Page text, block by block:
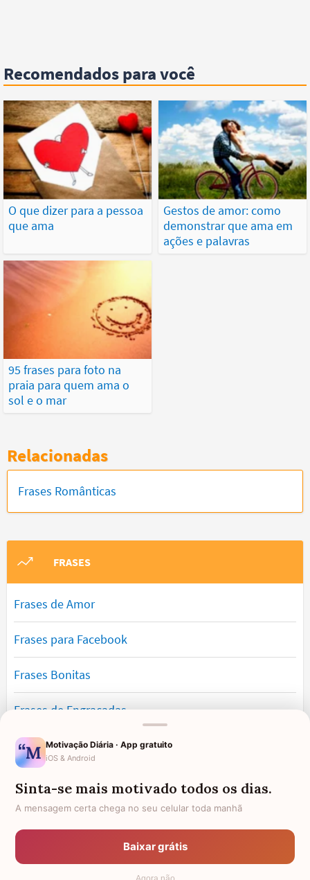
Recomendados para você
O que dizer para a pessoa
que ama
Gestos de amor: como
demonstrar que ama em
ações e palavras
95 frases para foto na
praia para quem ama o
sol e o mar
Relacionadas
Frases Românticas
FRASES
Frases de Amor
Frases para Facebook
Frases Bonitas
Frases de Engraçadas
Frases Românticas
Frases de Reflexão
Frases Lindas
Motivação Diária · App gratuito
iOS & Android
Sinta-se mais motivado todos os dias.
A mensagem certa chega no seu celular toda manhã
Baixar grátis